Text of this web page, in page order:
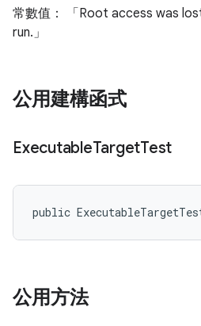
常數值： 「Root access was
run.」
公用建構函式
ExecutableTargetTest
public
公用方法